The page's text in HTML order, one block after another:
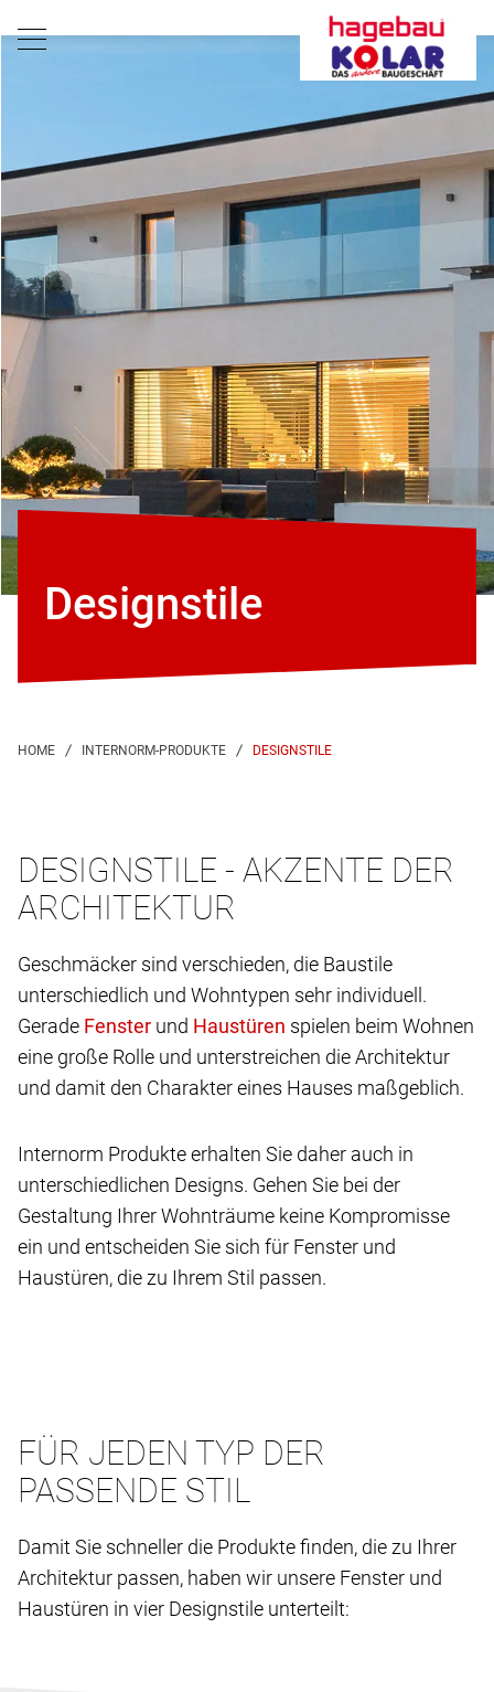
Designstile
DESIGNSTILE
DESIGNSTILE - AKZENTE DER
ARCHITEKTUR
Geschmäcker sind verschieden, die Baustile
unterschiedlich und Wohntypen sehr individuell.
Gerade
und
spielen beim Wohnen
eine große Rolle und unterstreichen die Architektur
und damit den Charakter eines Hauses maßgeblich.
Internorm Produkte erhalten Sie daher auch in
unterschiedlichen Designs. Gehen Sie bei der
Gestaltung Ihrer Wohnträume keine Kompromisse
ein und entscheiden Sie sich für Fenster und
Haustüren, die zu Ihrem Stil passen.
FÜR JEDEN TYP DER
PASSENDE STIL
Damit Sie schneller die Produkte finden, die zu Ihrer
Architektur passen, haben wir unsere Fenster und
Haustüren in vier Designstile unterteilt: